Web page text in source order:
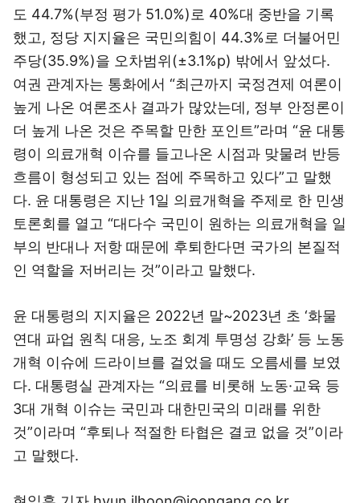
도 44.7%(부정 평가 51.0%)로 40%대 중반을 기록
했고, 정당 지지율은 국민의힘이 44.3%로 더불어민
주당(35.9%)을 오차범위(±3.1%p) 밖에서 앞섰다.
여권 관계자는 통화에서 “최근까지 국정견제 여론이
높게 나온 여론조사 결과가 많았는데, 정부 안정론이
더 높게 나온 것은 주목할 만한 포인트”라며 “윤 대통
령이 의료개혁 이슈를 들고나온 시점과 맞물려 반등
흐름이 형성되고 있는 점에 주목하고 있다”고 말했
다. 윤 대통령은 지난 1일 의료개혁을 주제로 한 민생
토론회를 열고 “대다수 국민이 원하는 의료개혁을 일
부의 반대나 저항 때문에 후퇴한다면 국가의 본질적
인 역할을 저버리는 것”이라고 말했다.
윤 대통령의 지지율은 2022년 말~2023년 초 ‘화물
연대 파업 원칙 대응, 노조 회계 투명성 강화’ 등 노동
개혁 이슈에 드라이브를 걸었을 때도 오름세를 보였
다. 대통령실 관계자는 “의료를 비롯해 노동·교육 등
3대 개혁 이슈는 국민과 대한민국의 미래를 위한
것”이라며 “후퇴나 적절한 타협은 결코 없을 것”이라
고 말했다.